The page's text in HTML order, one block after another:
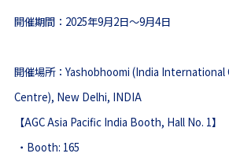
開催期間： 2025年9月2日～9月4日
開催場所： Yashobhoomi (India International
Centre), New Delhi, INDIA
【AGC Asia Pacific India Booth, Hall No. 1】
・Booth: 165